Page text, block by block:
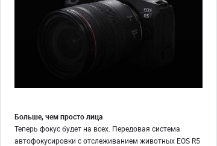
Больше, чем просто лица
Теперь фокус будет на всех. Передовая система
автофокусировки с отслеживанием животных EOS R5